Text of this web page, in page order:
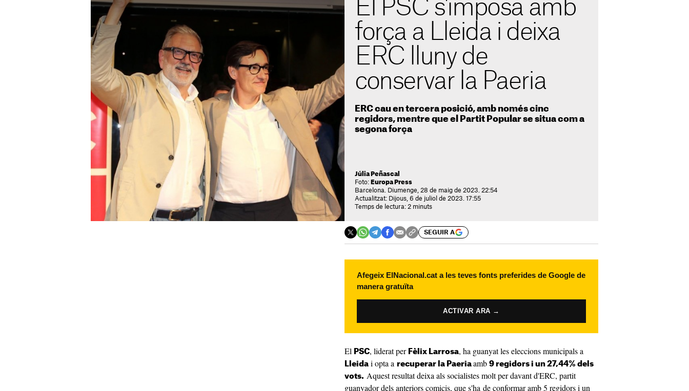
El PSC s'imposa amb
força a Lleida i deixa
ERC lluny de
conservar la Paeria
ERC cau en tercera posició, amb només cinc
regidors, mentre que el Partit Popular se situa com a
segona força
Júlia Peñascal
Foto: Europa Press
Barcelona. Diumenge, 28 de maig de 2023. 22:54
Actualitzat: Dijous, 6 de juliol de 2023. 17:55
Temps de lectura: 2 minuts
SEGUIR A
Afegeix ElNacional.cat a les teves fonts preferides de Google de
manera gratuïta
ACTIVAR ARA →
El PSC, liderat per Fèlix Larrosa, ha guanyat les eleccions municipals a
Lleida i opta a recuperar la Paeria amb 9 regidors i un 27,44​% dels
vots. Aquest resultat deixa als socialistes molt per davant d'ERC, partit
guanyador dels anteriors comicis, que s'ha de conformar amb 5 regidors i un